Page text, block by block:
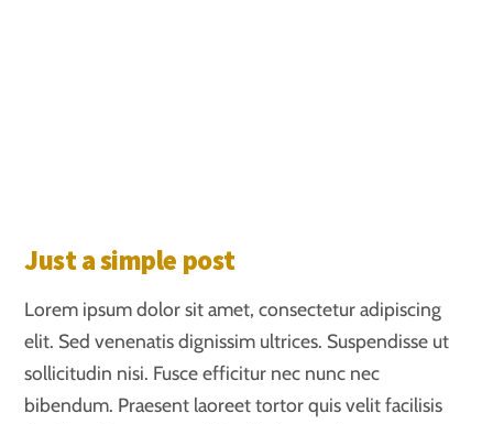
Just a simple post
Lorem ipsum dolor sit amet, consectetur adipiscing
elit. Sed venenatis dignissim ultrices. Suspendisse ut
sollicitudin nisi. Fusce efficitur nec nunc nec
bibendum. Praesent laoreet tortor quis velit facilisis